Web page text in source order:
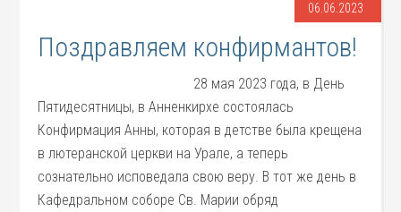
06.06.2023
Поздравляем конфирмантов!
28 мая 2023 года, в День
Пятидесятницы, в Анненкирхе состоялась
Конфирмация Анны, которая в детстве была крещена
в лютеранской церкви на Урале, а теперь
сознательно исповедала свою веру. В тот же день в
Кафедральном соборе Св. Марии обряд